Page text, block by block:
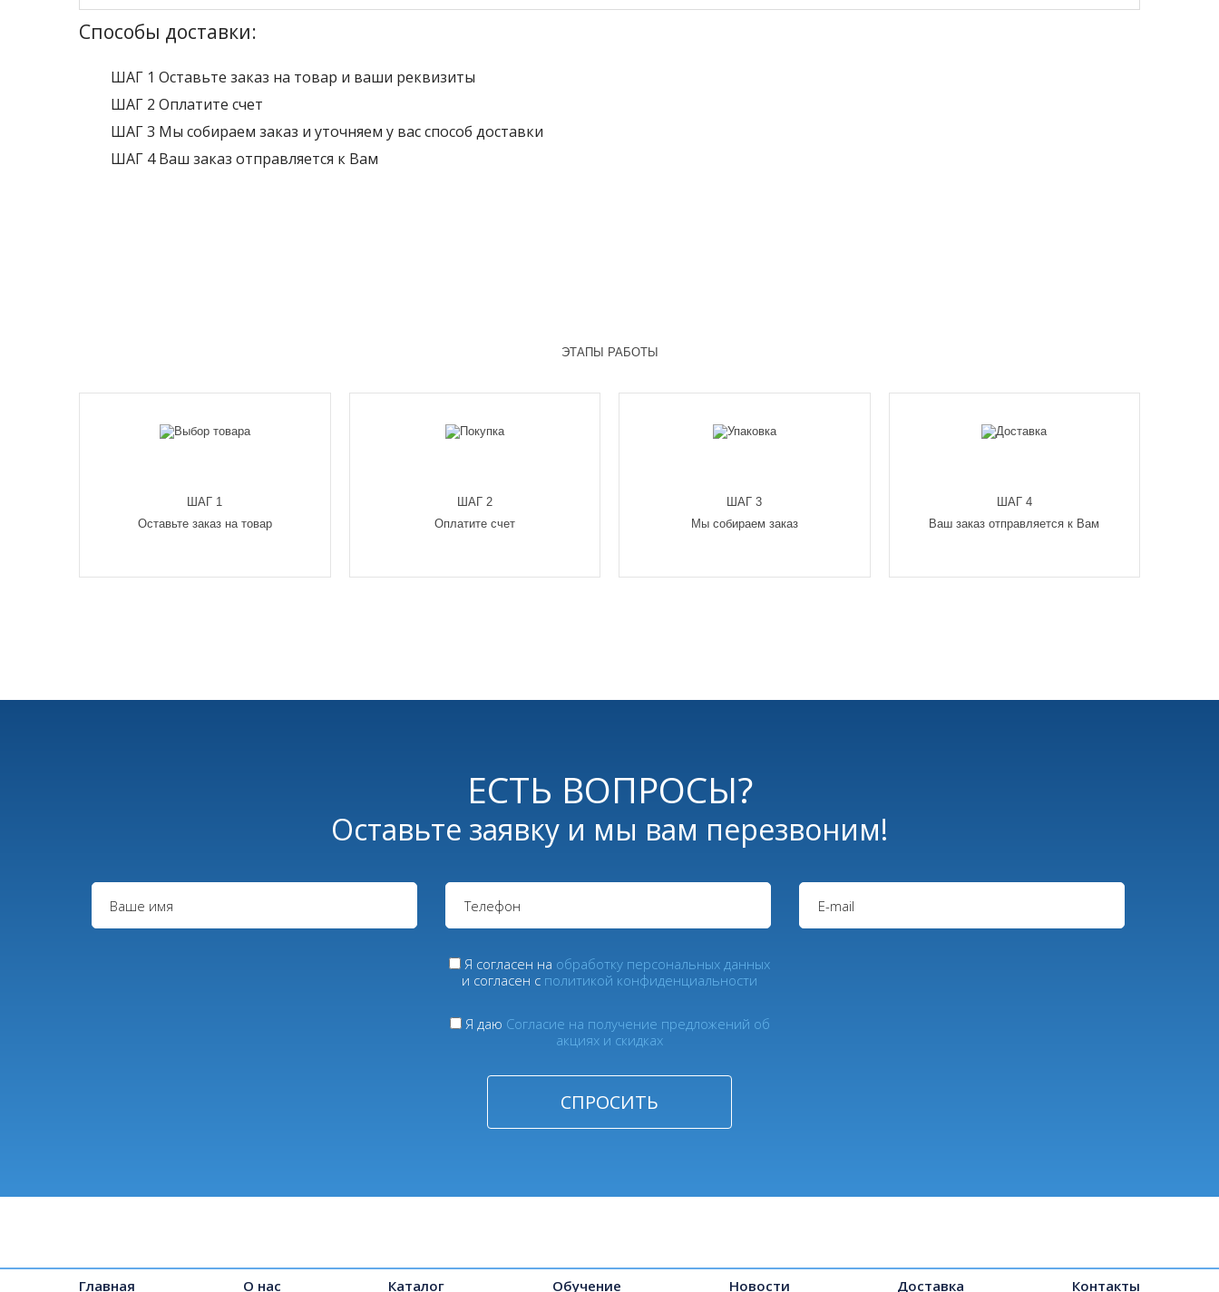
Способы доставки:
ШАГ 1 Оставьте заказ на товар и ваши реквизиты
ШАГ 2 Оплатите счет
ШАГ 3 Мы собираем заказ и уточняем у вас способ доставки
ШАГ 4 Ваш заказ отправляется к Вам
ЭТАПЫ РАБОТЫ
ШАГ 1
Оставьте заказ на товар
ШАГ 2
Оплатите счет
ШАГ 3
Мы собираем заказ
ШАГ 4
Ваш заказ отправляется к Вам
ЕСТЬ ВОПРОСЫ?
Оставьте заявку и мы вам перезвоним!
Я согласен на обработку персональных данных
и согласен с политикой конфиденциальности
Я даю Согласие на получение предложений об
акциях и скидках
Главная О нас Каталог Обучение Новости Доставка Контакты